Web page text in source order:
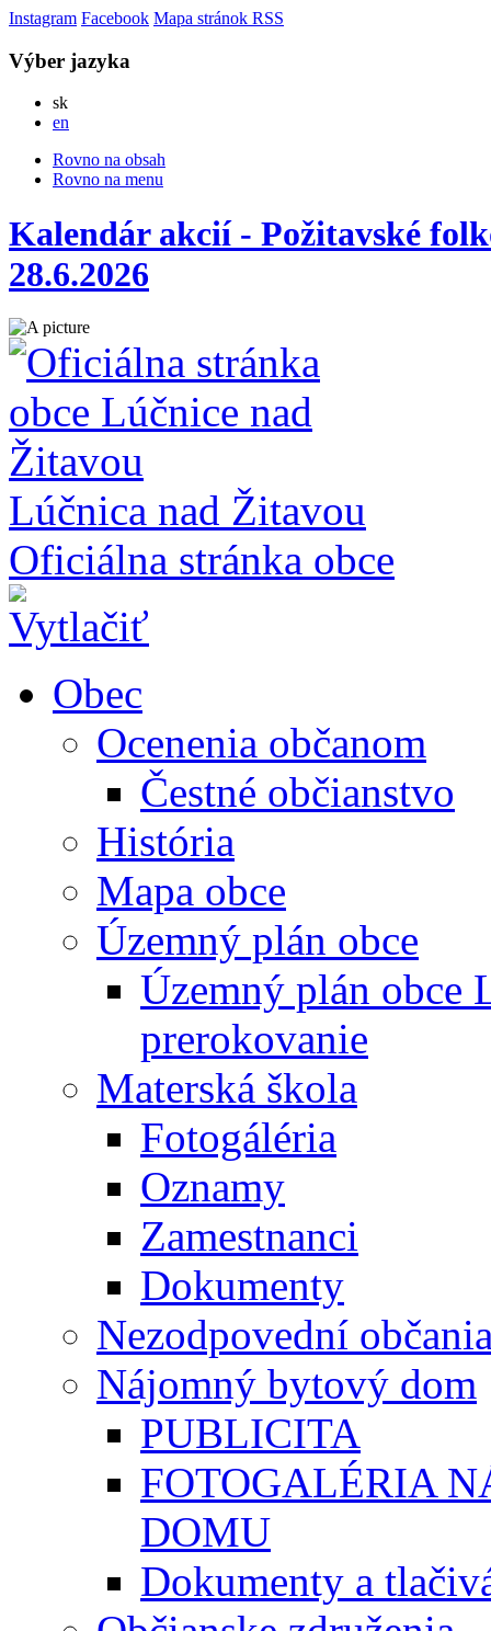
Instagram Facebook Mapa stránok RSS
Výber jazyka
skSlovensky
en
Rovno na obsah
Rovno na menu
Kalendár akcií - Požitavské
28.6.2026
Lúčnica nad Žitavou
Oficiálna stránka obce
Obec
Ocenenia občanom
Čestné občianstvo
História
Mapa obce
Územný plán obce
Územný plán obce
prerokovanie
Materská škola
Fotogáléria
Oznamy
Zamestnanci
Dokumenty
Nezodpovední
Nájomný bytový dom
PUBLICITA
FOTOGALÉRIA
DOMU
Dokumenty a